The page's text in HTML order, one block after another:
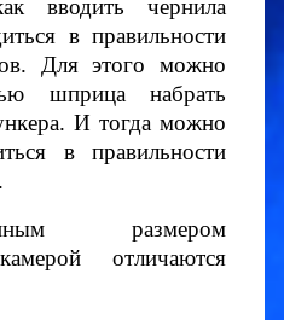
вводить чернила
в правильности
Для этого можно
шприца набрать
И тогда можно
в правильности
размером
отличаются